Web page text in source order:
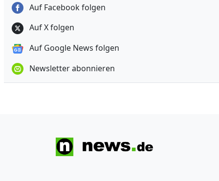
Auf Facebook folgen
Auf X folgen
Auf Google News folgen
Newsletter abonnieren